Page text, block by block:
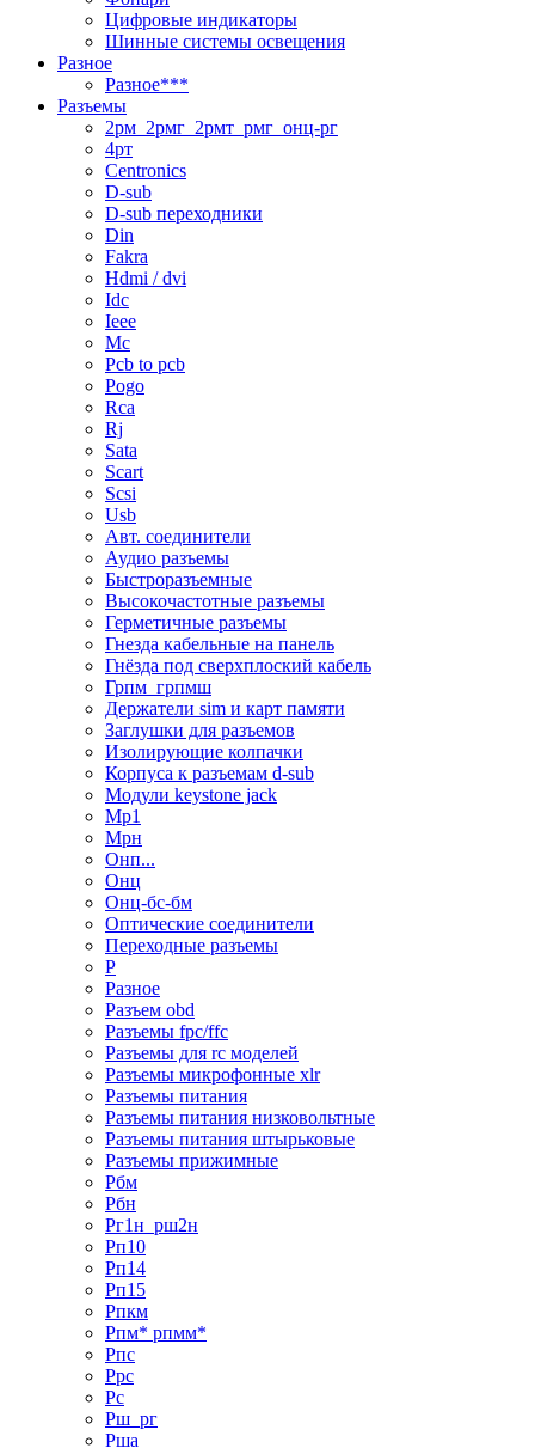
Цифровые индикаторы
Шинные системы освещения
Разное
Разное***
Разъемы
2рм_2рмг_2рмт_рмг_онц-рг
4рт
Centronics
D-sub
D-sub переходники
Din
Fakra
Hdmi / dvi
Idc
Ieee
Mc
Pcb to pcb
Pogo
Rca
Rj
Sata
Scart
Scsi
Usb
Авт. соединители
Аудио разъемы
Быстроразъемные
Высокочастотные разъемы
Герметичные разъемы
Гнезда кабельные на панель
Гнёзда под сверхплоский кабель
Грпм_грпмш
Держатели sim и карт памяти
Заглушки для разъемов
Изолирующие колпачки
Корпуса к разъемам d-sub
Модули keystone jack
Мр1
Мрн
Онп...
Онц
Онц-бс-бм
Оптические соединители
Переходные разъемы
Р
Разное
Разъем obd
Разъемы fpc/ffc
Разъемы для rc моделей
Разъемы микрофонные xlr
Разъемы питания
Разъемы питания низковольтные
Разъемы питания штырьковые
Разъемы прижимные
Рбм
Рбн
Рг1н_рш2н
Рп10
Рп14
Рп15
Рпкм
Рпм* рпмм*
Рпс
Ррс
Рс
Рш_рг
Рша